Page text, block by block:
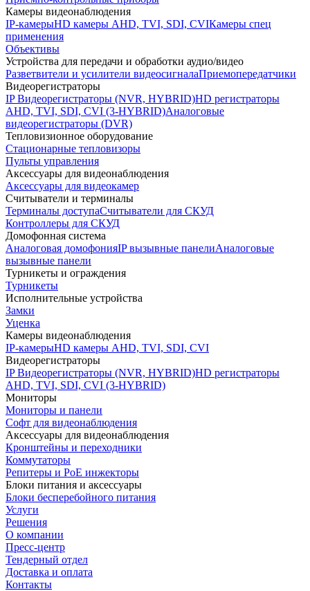
Камеры видеонаблюдения
IP-камерыHD камеры AHD, TVI, SDI, CVIКамеры спец
применения
Объективы
Устройства для передачи и обработки аудио/видео
Разветвители и усилители видеосигналаПриемопередатчики
Видеорегистраторы
IP Видеорегистраторы (NVR, HYBRID)HD регистраторы
AHD, TVI, SDI, CVI (3-HYBRID)Аналоговые
видеорегистраторы (DVR)
Тепловизионное оборудование
Стационарные тепловизоры
Пульты управления
Аксессуары для видеонаблюдения
Аксессуары для видеокамер
Считыватели и терминалы
Терминалы доступаСчитыватели для СКУД
Контроллеры для СКУД
Домофонная система
Аналоговая домофонияIP вызывные панелиАналоговые
вызывные панели
Турникеты и ограждения
Турникеты
Исполнительные устройства
Замки
Уценка
Камеры видеонаблюдения
IP-камерыHD камеры AHD, TVI, SDI, CVI
Видеорегистраторы
IP Видеорегистраторы (NVR, HYBRID)HD регистраторы
AHD, TVI, SDI, CVI (3-HYBRID)
Мониторы
Мониторы и панели
Софт для видеонаблюдения
Аксессуары для видеонаблюдения
Кронштейны и переходники
Коммутаторы
Репитеры и PoE инжекторы
Блоки питания и аксессуары
Блоки бесперебойного питания
Услуги
Решения
О компании
Пресс-центр
Тендерный отдел
Доставка и оплата
Контакты